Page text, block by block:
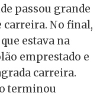
passou grande
carreira. No final,
estava na
emprestado e
carreira.
terminou